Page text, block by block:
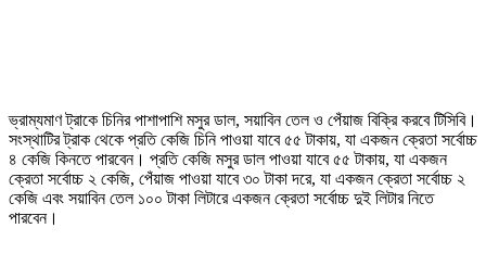
ভ্রাম্যমাণ ট্রাকে চিনির পাশাপাশি মসুর ডাল, সয়াবিন তেল ও পেঁয়াজ বিক্রি করবে টিসিবি।
সংস্থাটির ট্রাক থেকে প্রতি কেজি চিনি পাওয়া যাবে ৫৫ টাকায়, যা একজন ক্রেতা সর্বোচ্চ
৪ কেজি কিনতে পারবেন। প্রতি কেজি মসুর ডাল পাওয়া যাবে ৫৫ টাকায়, যা একজন
ক্রেতা সর্বোচ্চ ২ কেজি, পেঁয়াজ পাওয়া যাবে ৩০ টাকা দরে, যা একজন ক্রেতা সর্বোচ্চ ২
কেজি এবং সয়াবিন তেল ১০০ টাকা লিটারে একজন ক্রেতা সর্বোচ্চ দুই লিটার নিতে
পারবেন।